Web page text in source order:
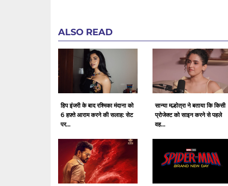
ALSO READ
हिप इंजरी के बाद रश्मिका मंदाना को
6 हफ़्ते आराम करने की सलाह: सेट
पर...
सान्या मल्होत्रा ​​ने बताया कि किसी
प्रोजेक्ट को साइन करने से पहले
वह...